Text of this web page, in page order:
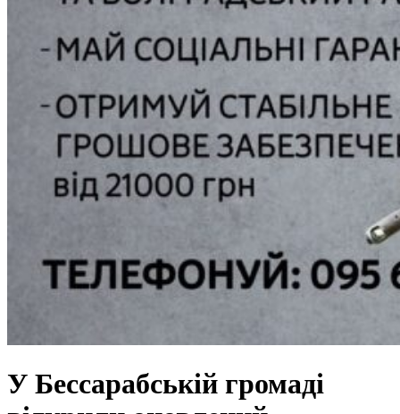
У Бессарабській громаді